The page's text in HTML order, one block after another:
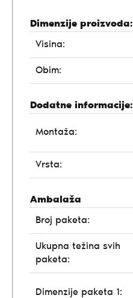
Dimenzije proizvoda:
Visina:
Obim:
Dodatne informacije:
Montaža:
Vrsta:
Ambalaža
Broj paketa:
Ukupna težina svih
paketa:
Dimenzije paketa 1: